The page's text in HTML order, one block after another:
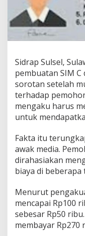
S
a
p
s
d
r
a
p
,
e
o
h
o
e
n
g
a
Sidrap Sulsel,
pembuatan SIM C
sorotan setelah
terhadap
mengaku harus
untuk
Fakta itu
awak media.
dirahasiakan
biaya di beberapa
Menurut
mencapai Rp100
sebesar Rp50
membayar Rp270